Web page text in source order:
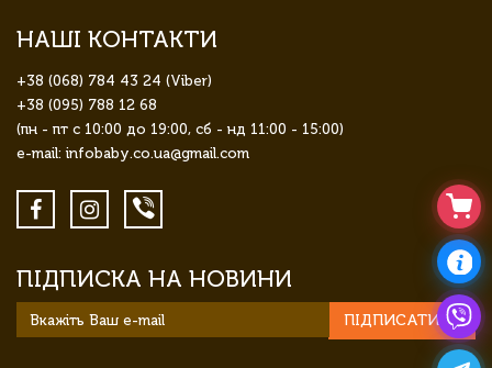
НАШІ КОНТАКТИ
+38 (068) 784 43 24 (Viber)
+38 (095) 788 12 68
(пн - пт с 10:00 до 19:00, сб - нд 11:00 - 15:00)
e-mail: infobaby.co.ua@gmail.com
ПІДПИСКА НА НОВИНИ
ПІДПИСАТИСЯ